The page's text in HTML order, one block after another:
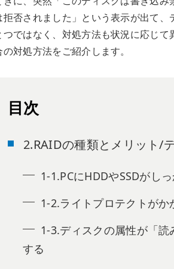
拒否されました」という表示が出て
つではなく、対処方法も状況に応じ
対処方法をご紹介します。
目次
2.RAIDの種類とメリット/
1-1.PCにHDDやSSDがし
1-2.ライトプロテクトが
1-3.ディスクの属性が「
する